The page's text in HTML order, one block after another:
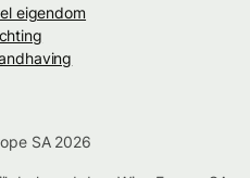
eigendom
SA 2026